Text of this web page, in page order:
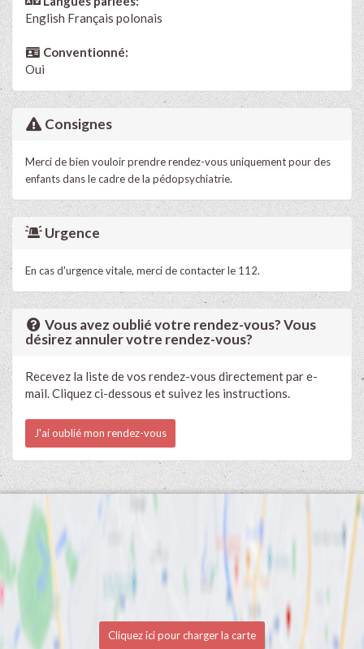
English Français polonais
Conventionné:
Oui
Consignes
Merci de bien vouloir prendre rendez-vous uniquement pour des
enfants dans le cadre de la pédopsychiatrie.
Urgence
En cas d'urgence vitale, merci de contacter le 112.
Vous avez oublié votre rendez-vous? Vous
désirez annuler votre rendez-vous?
Recevez la liste de vos rendez-vous directement par e-
mail. Cliquez ci-dessous et suivez les instructions.
J'ai oublié mon rendez-vous
Cliquez ici pour charger la carte